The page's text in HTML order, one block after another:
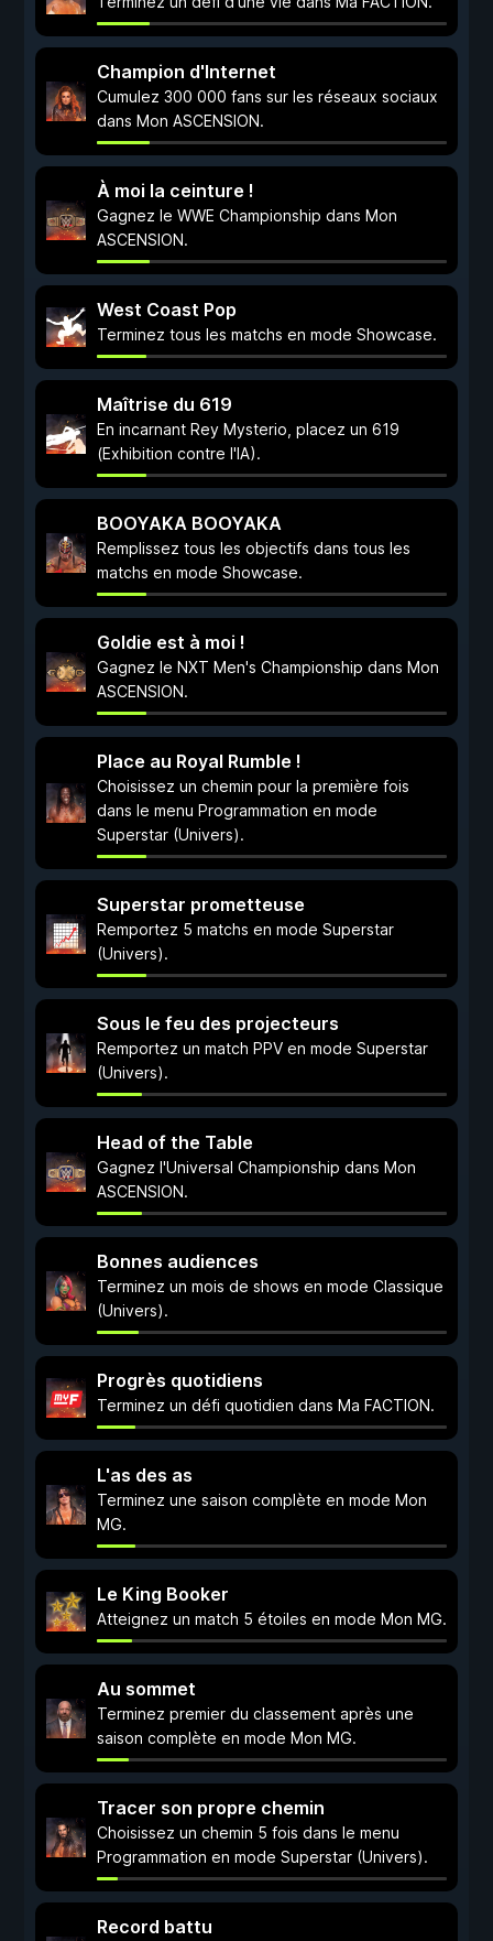
Champion d'Internet
Cumulez 300 000 fans sur les réseaux sociaux
dans Mon ASCENSION.
À moi la ceinture !
Gagnez le WWE Championship dans Mon
ASCENSION.
West Coast Pop
Terminez tous les matchs en mode Showcase.
Maîtrise du 619
En incarnant Rey Mysterio, placez un 619
(Exhibition contre l'IA).
BOOYAKA BOOYAKA
Remplissez tous les objectifs dans tous les
matchs en mode Showcase.
Goldie est à moi !
Gagnez le NXT Men's Championship dans Mon
ASCENSION.
Place au Royal Rumble !
Choisissez un chemin pour la première fois
dans le menu Programmation en mode
Superstar (Univers).
Superstar prometteuse
Remportez 5 matchs en mode Superstar
(Univers).
Sous le feu des projecteurs
Remportez un match PPV en mode Superstar
(Univers).
Head of the Table
Gagnez l'Universal Championship dans Mon
ASCENSION.
Bonnes audiences
Terminez un mois de shows en mode Classique
(Univers).
Progrès quotidiens
Terminez un défi quotidien dans Ma FACTION.
L'as des as
Terminez une saison complète en mode Mon
MG.
Le King Booker
Atteignez un match 5 étoiles en mode Mon MG.
Au sommet
Terminez premier du classement après une
saison complète en mode Mon MG.
Tracer son propre chemin
Choisissez un chemin 5 fois dans le menu
Programmation en mode Superstar (Univers).
Record battu